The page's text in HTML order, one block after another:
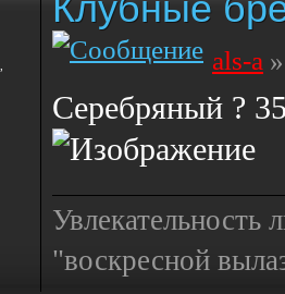
als-a
Серебряный ?
Увлекательность
"воскресной